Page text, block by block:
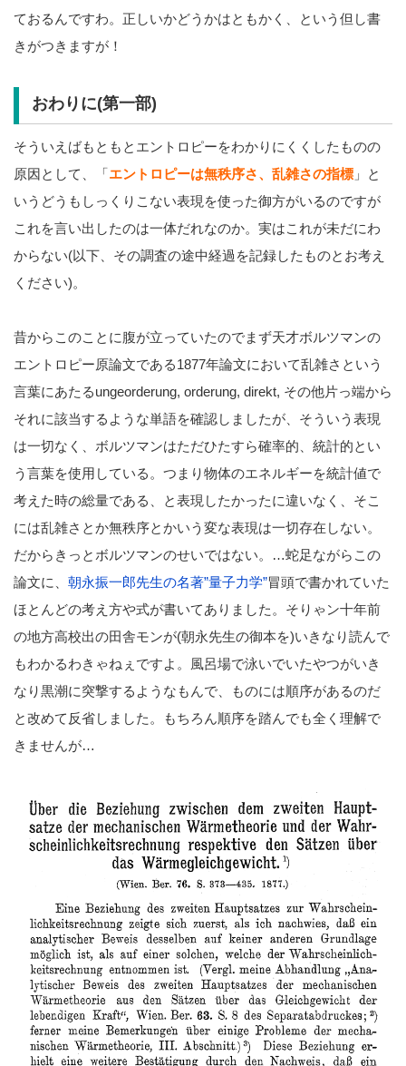
ておるんですわ。正しいかどうかはともかく、という但し書
きがつきますが！
おわりに(第一部)
そういえばもともとエントロピーをわかりにくくしたものの
原因として、「 エントロピーは無秩序さ、乱雑さの指標 」と
いうどうもしっくりこない表現を使った御方がいるのですが
これを言い出したのは一体だれなのか。実はこれが未だにわ
からない(以下、その調査の途中経過を記録したものとお考え
ください)。
昔からこのことに腹が立っていたのでまず天才ボルツマンの
エントロピー原論文である1877年論文において乱雑さという
言葉にあたるungeorderung, orderung, direkt, その他片っ端から
それに該当するような単語を確認しましたが、そういう表現
は一切なく、ボルツマンはただひたすら確率的、統計的とい
う言葉を使用している。つまり物体のエネルギーを統計値で
考えた時の総量である、と表現したかったに違いなく、そこ
には乱雑さとか無秩序とかいう変な表現は一切存在しない。
だからきっとボルツマンのせいではない。…蛇足ながらこの
論文に、 朝永振一郎先生の名著”量子力学”冒頭で書かれていた
ほとんどの考え方や式が書いてありました。そりゃン十年前
の地方高校出の田舎モンが(朝永先生の御本を)いきなり読んで
もわかるわきゃねぇですよ。風呂場で泳いでいたやつがいき
なり黒潮に突撃するようなもんで、ものには順序があるのだ
と改めて反省しました。もちろん順序を踏んでも全く理解で
きませんが…